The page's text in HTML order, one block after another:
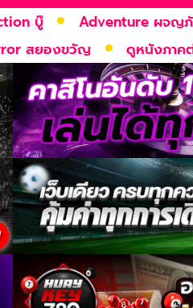
บู๊ Adventure ผจญ
สยองขวัญ ดูหนังภาค